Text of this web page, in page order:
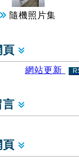
隨機照片集
頁
網站更新
言
頁